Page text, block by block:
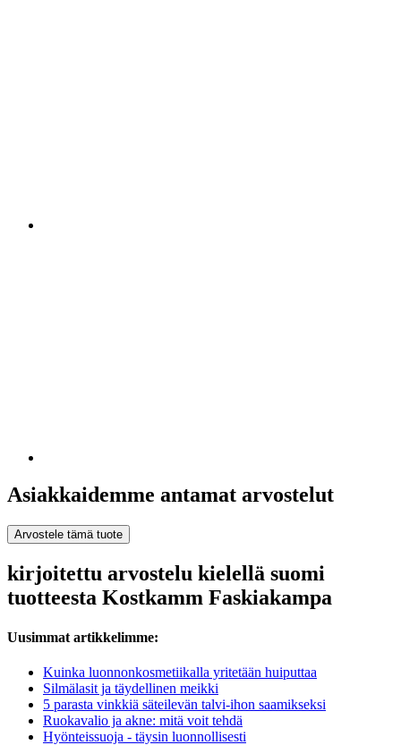
Asiakkaidemme antamat arvostelut
Arvostele tämä tuote
kirjoitettu arvostelu kielellä suomi
tuotteesta Kostkamm Faskiakampa
Uusimmat artikkelimme:
Kuinka luonnonkosmetiikalla yritetään huiputtaa
Silmälasit ja täydellinen meikki
5 parasta vinkkiä säteilevän talvi-ihon saamikseksi
Ruokavalio ja akne: mitä voit tehdä
Hyönteissuoja - täysin luonnollisesti